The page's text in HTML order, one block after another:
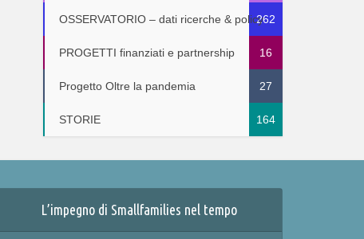
OSSERVATORIO – dati ricerche & policy262
PROGETTI finanziati e partnership 16
Progetto Oltre la pandemia 27
STORIE 164
L’impegno di Smallfamilies nel tempo